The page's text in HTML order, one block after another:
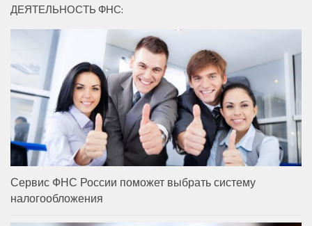
ДЕЯТЕЛЬНОСТЬ ФНС:
Сервис ФНС России поможет выбрать систему
налогообложения